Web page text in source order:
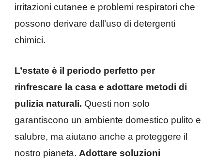
irritazioni cutanee e problemi respiratori che
possono derivare dall’uso di detergenti
chimici.
L’estate è il periodo perfetto per
rinfrescare la casa e adottare metodi di
pulizia naturali. Questi non solo
garantiscono un ambiente domestico pulito e
salubre, ma aiutano anche a proteggere il
nostro pianeta. Adottare soluzioni